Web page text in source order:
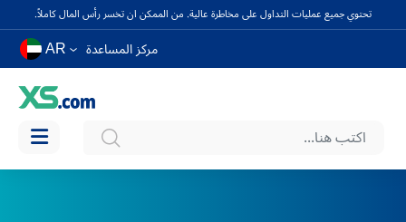
تحتوي جميع عمليات التداول على مخاطرة عالية. من الممكن ان تخسر رأس المال كاملاً.
مركز المساعدة AR